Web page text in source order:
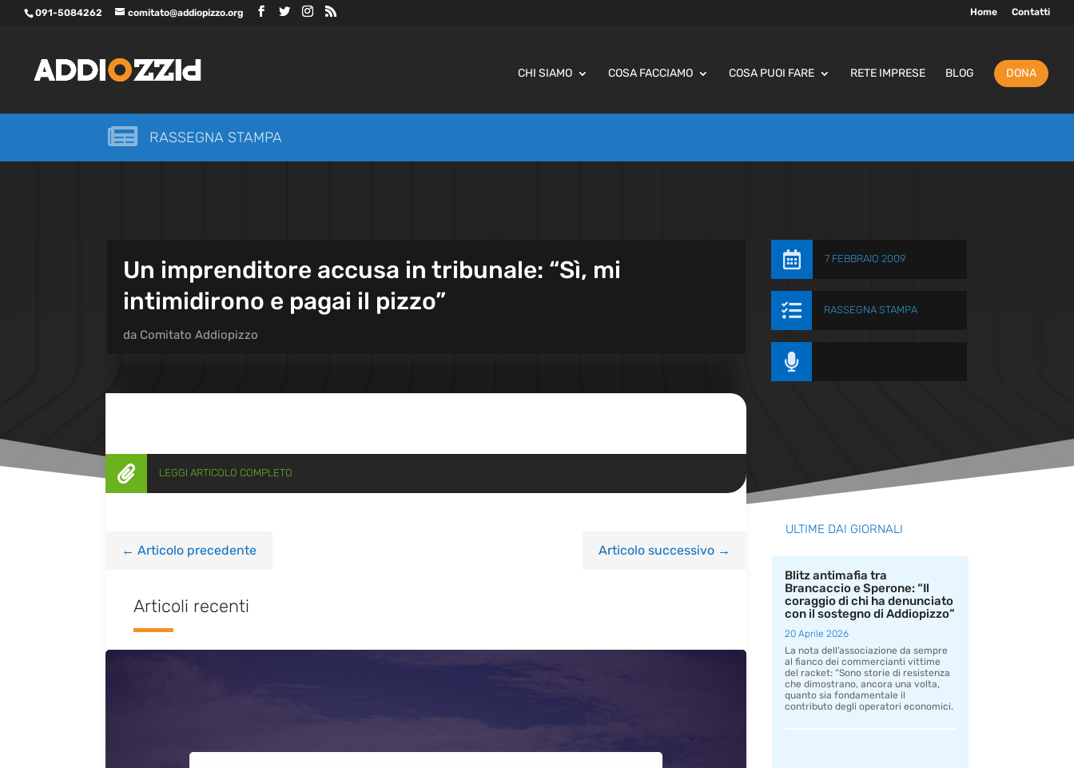
091-5084262 comitato@addiopizzo.org Home Contatti
CHI SIAMO COSA FACCIAMO COSA PUOI FARE RETE IMPRESE BLOG DONA
 RASSEGNA STAMPA
Un imprenditore accusa in tribunale: “Sì, mi
intimidirono e pagai il pizzo”
da Comitato Addiopizzo
 7 FEBBRAIO 2009
 RASSEGNA STAMPA

 LEGGI ARTICOLO COMPLETO
← Articolo precedente Articolo successivo→
Articoli recenti
ULTIME DAI GIORNALI
Blitz antimafia tra
Brancaccio e Sperone: “Il
coraggio di chi ha denunciato
con il sostegno di Addiopizzo”
20 Aprile 2026
La nota dell’associazione da sempre
al fianco dei commercianti vittime
del racket: “Sono storie di resistenza
che dimostrano, ancora una volta,
quanto sia fondamentale il
contributo degli operatori economici.